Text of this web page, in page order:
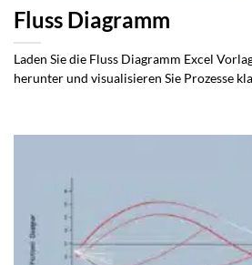
Fluss Diagramm
Laden Sie die Fluss Diagramm Excel
herunter und visualisieren Sie Prozesse